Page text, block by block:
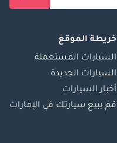
خريطة الموقع
السيارات المستعملة
السيارات الجديدة
أخبار السيارات
قم ببيع سيارتك في الإمارات